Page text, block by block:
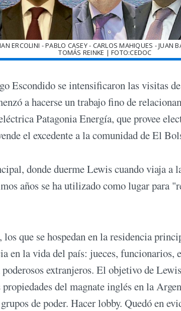
ERCOLINI - PABLO CASEY - CARLOS MAHIQUES - JUAN
TOMÁS REINKE | FOTO:CEDOC
Escondido se intensificaron las visitas
a hacerse un trabajo fino de
Patagonia Energía, que provee
el excedente a la comunidad de El
donde duerme Lewis cuando viaja a
años se ha utilizado como lugar para
que se hospedan en la residencia
en la vida del país: jueces, funcionarios,
extranjeros. El objetivo de
del magnate inglés en la
de poder. Hacer lobby. Quedó en